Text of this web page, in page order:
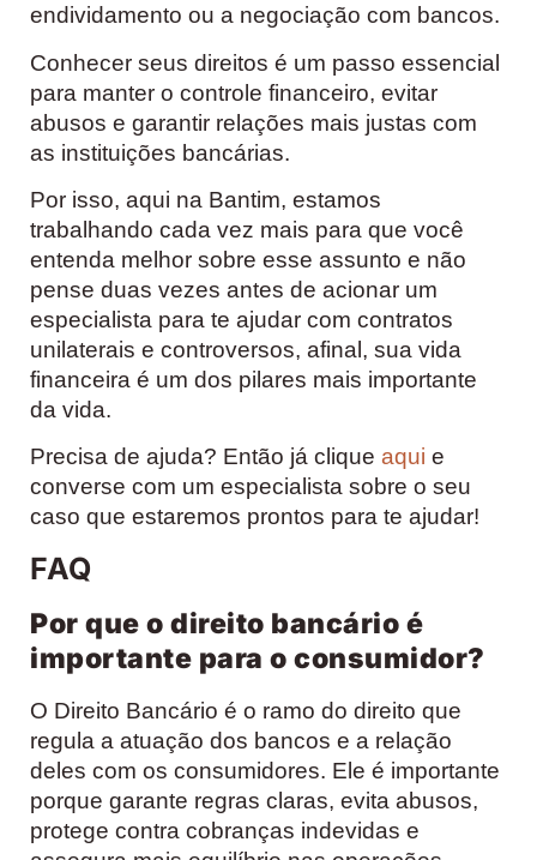
endividamento ou a negociação com bancos.
Conhecer seus direitos é um passo essencial
para manter o controle financeiro, evitar
abusos e garantir relações mais justas com
as instituições bancárias.
Por isso, aqui na Bantim, estamos
trabalhando cada vez mais para que você
entenda melhor sobre esse assunto e não
pense duas vezes antes de acionar um
especialista para te ajudar com contratos
unilaterais e controversos, afinal, sua vida
financeira é um dos pilares mais importante
da vida.
Precisa de ajuda? Então já clique aqui e
converse com um especialista sobre o seu
caso que estaremos prontos para te ajudar!
FAQ
Por que o direito bancário é
importante para o consumidor?
O Direito Bancário é o ramo do direito que
regula a atuação dos bancos e a relação
deles com os consumidores. Ele é importante
porque garante regras claras, evita abusos,
protege contra cobranças indevidas e